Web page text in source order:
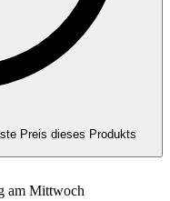
Preis dieses Produkts
am Mittwoch